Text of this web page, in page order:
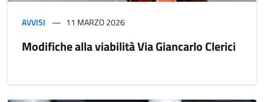
AVVISI 11 MARZO 2026
Modifiche alla viabilità Via Giancarlo Clerici